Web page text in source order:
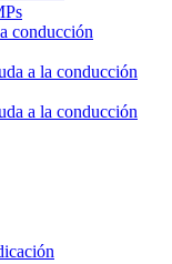
conducción
a la conducción
a la conducción